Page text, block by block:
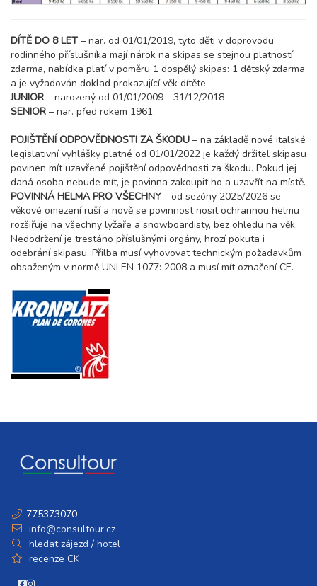
DÍTĚ DO 8 LET – nar. od 01/01/2019, tyto děti v doprovodu
rodinného příslušníka mají nárok na skipas se stejnou platností
zdarma, nabídka platí v poměru 1 dospělý skipas: 1 dětský zdarma
a je vyžadován doklad prokazující věk dítěte
JUNIOR – narozený od 01/01/2009 - 31/12/2018
SENIOR – nar. před rokem 1961
POJIŠTĚNÍ ODPOVĚDNOSTI ZA ŠKODU – na základě nové italské
legislativní vyhlášky platné od 01/01/2022 je každý držitel skipasu
povinen mít uzavřené pojištění odpovědnosti za škodu. Pokud jej
daná osoba nebude mít, je povinna zakoupit ho a uzavřít na místě.
POVINNÁ HELMA PRO VŠECHNY - od sezóny 2025/2026 se
věkové omezení ruší a nově se povinnost nosit ochrannou helmu
rozšiřuje na všechny lyžaře a snowboardisty, bez ohledu na věk.
Nedodržení je trestáno příslušnými orgány, hrozí pokuta i
odebrání skipasu. Přilba musí vyhovovat technickým požadavkům
obsaženým v normě UNI EN 1077: 2008 a musí mít označení CE.
775373070
info@consultour.cz
hledat zájezd / hotel
recenze CK